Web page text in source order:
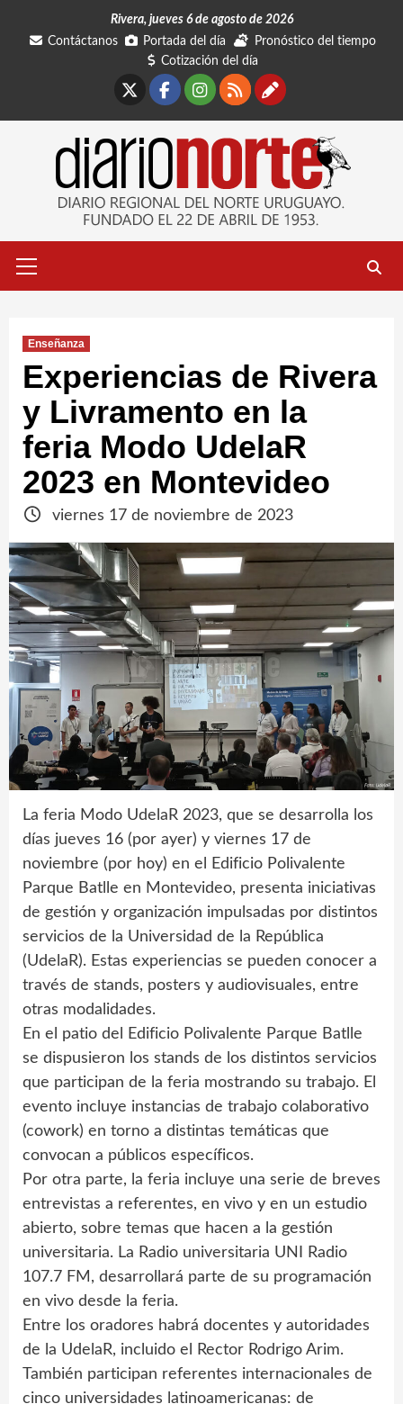
Rivera, jueves 6 de agosto de 2026
Contáctanos
Portada del día
Pronóstico del tiempo
Cotización del día
Facebook
Instagram
RSSContáctanos
primario
Enseñanza
Experiencias de Rivera
y Livramento en la
feria Modo UdelaR
2023 en Montevideo
viernes 17 de noviembre de 2023
La feria Modo UdelaR 2023, que se desarrolla los
días jueves 16 (por ayer) y viernes 17 de
noviembre (por hoy) en el Edificio Polivalente
Parque Batlle en Montevideo, presenta iniciativas
de gestión y organización impulsadas por distintos
servicios de la Universidad de la República
(UdelaR). Estas experiencias se pueden conocer a
través de stands, posters y audiovisuales, entre
otras modalidades.
En el patio del Edificio Polivalente Parque Batlle
se dispusieron los stands de los distintos servicios
que participan de la feria mostrando su trabajo. El
evento incluye instancias de trabajo colaborativo
(cowork) en torno a distintas temáticas que
convocan a públicos específicos.
Por otra parte, la feria incluye una serie de breves
entrevistas a referentes, en vivo y en un estudio
abierto, sobre temas que hacen a la gestión
universitaria. La Radio universitaria UNI Radio
107.7 FM, desarrollará parte de su programación
en vivo desde la feria.
Entre los oradores habrá docentes y autoridades
de la UdelaR, incluido el Rector Rodrigo Arim.
También participan referentes internacionales de
cinco universidades latinoamericanas: de